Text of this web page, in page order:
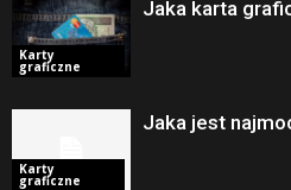
Karty
graficzne
Jaka karta
Karty
graficzne
Jaka jest